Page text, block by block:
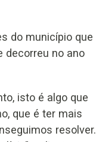
do município que
decorreu no ano
isto é algo que
que é ter mais
resolver.